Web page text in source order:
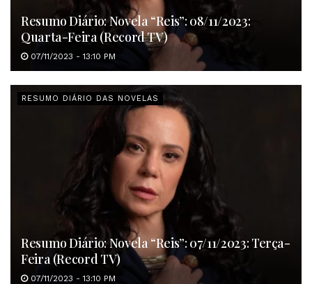
Resumo Diário: Novela “Reis”: 08/11/2023:
Quarta-Feira (Record TV)
07/11/2023 - 13:10 PM
RESUMO DIÁRIO DAS NOVELAS
Resumo Diário: Novela “Reis”: 07/11/2023: Terça-
Feira (Record TV)
07/11/2023 - 13:10 PM